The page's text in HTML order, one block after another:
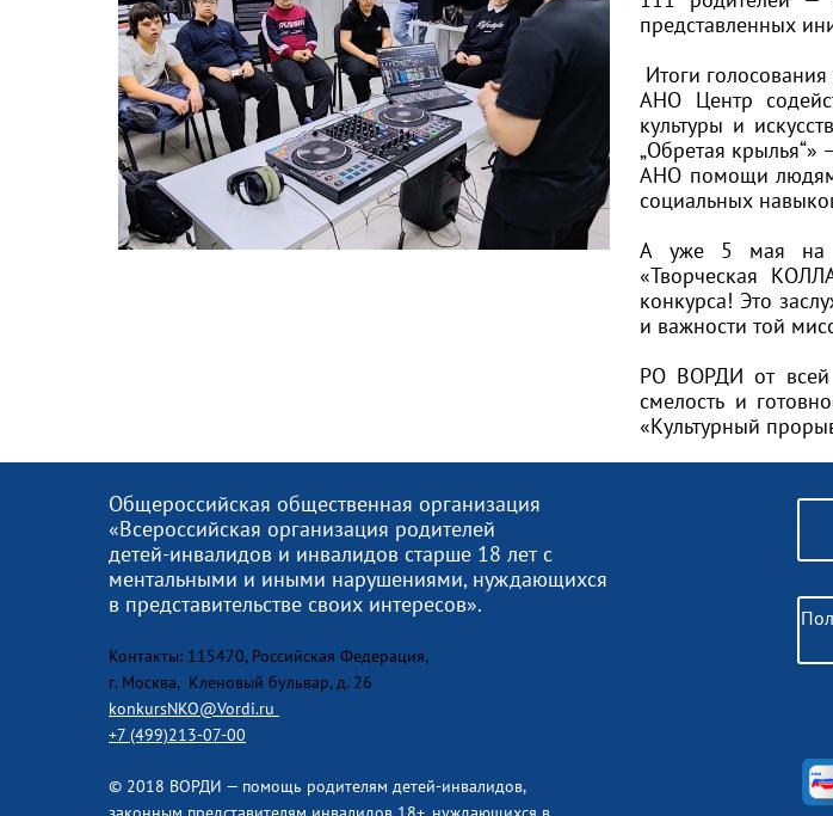
представленных
Итоги
АНО Центр
культуры и
„Обретая крылья“»
АНО помощи людям
социальных
А уже 5 мая на
«Творческая
конкурса! Это
и важности той
РО ВОРДИ от всей
смелость и
«Культурный
Общероссийская общественная организация
«Всероссийская организация родителей
детей-инвалидов и инвалидов старше 18 лет с
ментальными и иными нарушениями, нуждающихся
в представительстве своих интересов».
Контакты: 115470, Российская Федерация,
г. Москва, Кленовый бульвар, д. 26
konkursNKO@Vordi.ru
+7 (499)213-07-00
© 2018 ВОРДИ — помощь родителям детей-инвалидов,